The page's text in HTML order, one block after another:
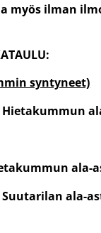
myös ilman
syntyneet)
ala-
ala-